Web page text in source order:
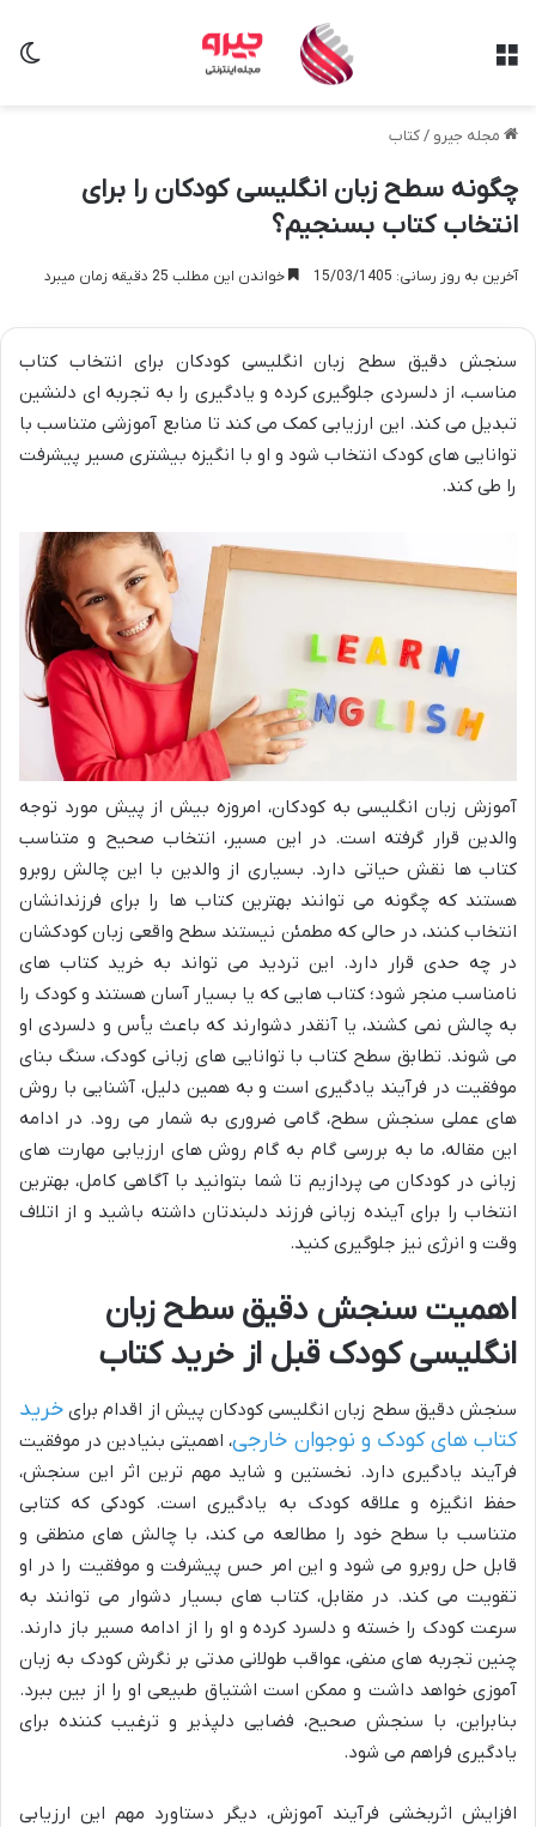
مجله جیرو /کتاب
چگونه سطح زبان انگلیسی کودکان را برای
انتخاب کتاب بسنجیم؟
آخرین به روز رسانی: 15/03/1405 خواندن این مطلب 25 دقیقه زمان میبرد
سنجش دقیق سطح زبان انگلیسی کودکان برای انتخاب کتاب
مناسب، از دلسردی جلوگیری کرده و یادگیری را به تجربه ای دلنشین
تبدیل می کند. این ارزیابی کمک می کند تا منابع آموزشی متناسب با
توانایی های کودک انتخاب شود و او با انگیزه بیشتری مسیر پیشرفت
را طی کند.
آموزش زبان انگلیسی به کودکان، امروزه بیش از پیش مورد توجه
والدین قرار گرفته است. در این مسیر، انتخاب صحیح و متناسب
کتاب ها نقش حیاتی دارد. بسیاری از والدین با این چالش روبرو
هستند که چگونه می توانند بهترین کتاب ها را برای فرزندانشان
انتخاب کنند، در حالی که مطمئن نیستند سطح واقعی زبان کودکشان
در چه حدی قرار دارد. این تردید می تواند به خرید کتاب های
نامناسب منجر شود؛ کتاب هایی که یا بسیار آسان هستند و کودک را
به چالش نمی کشند، یا آنقدر دشوارند که باعث یأس و دلسردی او
می شوند. تطابق سطح کتاب با توانایی های زبانی کودک، سنگ بنای
موفقیت در فرآیند یادگیری است و به همین دلیل، آشنایی با روش
های عملی سنجش سطح، گامی ضروری به شمار می رود. در ادامه
این مقاله، ما به بررسی گام به گام روش های ارزیابی مهارت های
زبانی در کودکان می پردازیم تا شما بتوانید با آگاهی کامل، بهترین
انتخاب را برای آینده زبانی فرزند دلبندتان داشته باشید و از اتلاف
وقت و انرژی نیز جلوگیری کنید.
اهمیت سنجش دقیق سطح زبان
انگلیسی کودک قبل از خرید کتاب
سنجش دقیق سطح زبان انگلیسی کودکان پیش از اقدام برای خرید
کتاب های کودک و نوجوان خارجی، اهمیتی بنیادین در موفقیت
فرآیند یادگیری دارد. نخستین و شاید مهم ترین اثر این سنجش،
حفظ انگیزه و علاقه کودک به یادگیری است. کودکی که کتابی
متناسب با سطح خود را مطالعه می کند، با چالش های منطقی و
قابل حل روبرو می شود و این امر حس پیشرفت و موفقیت را در او
تقویت می کند. در مقابل، کتاب های بسیار دشوار می توانند به
سرعت کودک را خسته و دلسرد کرده و او را از ادامه مسیر باز دارند.
چنین تجربه های منفی، عواقب طولانی مدتی بر نگرش کودک به زبان
آموزی خواهد داشت و ممکن است اشتیاق طبیعی او را از بین ببرد.
بنابراین، با سنجش صحیح، فضایی دلپذیر و ترغیب کننده برای
یادگیری فراهم می شود.
افزایش اثربخشی فرآیند آموزش، دیگر دستاورد مهم این ارزیابی